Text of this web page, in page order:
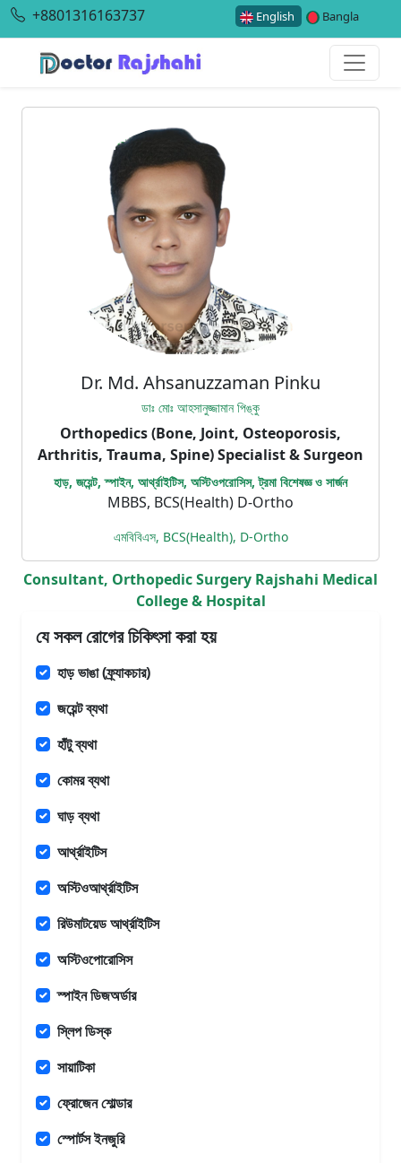
+8801316163737 English Bangla
Dr. Md. Ahsanuzzaman Pinku
ডাঃ মোঃ আহসানুজ্জামান পিঙ্কু
Orthopedics (Bone, Joint, Osteoporosis,
Arthritis, Trauma, Spine) Specialist & Surgeon
হাড়, জয়েন্ট, স্পাইন, আর্থ্রাইটিস, অস্টিওপরোসিস, ট্রমা বিশেষজ্ঞ ও সার্জন
MBBS, BCS(Health) D-Ortho
এমবিবিএস, BCS(Health), D-Ortho
Consultant, Orthopedic Surgery Rajshahi Medical
College & Hospital
যে সকল রোগের চিকিৎসা করা হয়
হাড় ভাঙা (ফ্র্যাকচার)
জয়েন্ট ব্যথা
হাঁটু ব্যথা
কোমর ব্যথা
ঘাড় ব্যথা
আর্থ্রাইটিস
অস্টিওআর্থ্রাইটিস
রিউমাটয়েড আর্থ্রাইটিস
অস্টিওপোরোসিস
স্পাইন ডিজঅর্ডার
স্লিপ ডিস্ক
সায়াটিকা
ফ্রোজেন শোল্ডার
স্পোর্টস ইনজুরি